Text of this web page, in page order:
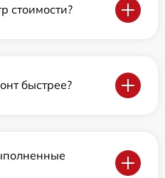
стоимости?
быстрее?